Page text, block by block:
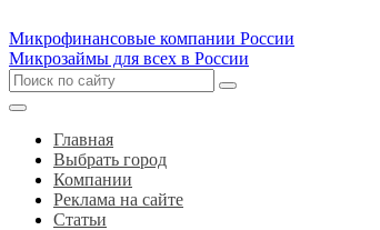
Микрофинансовые компании России
Микрозаймы для всех в России
Главная
Выбрать город
Компании
Реклама на сайте
Статьи